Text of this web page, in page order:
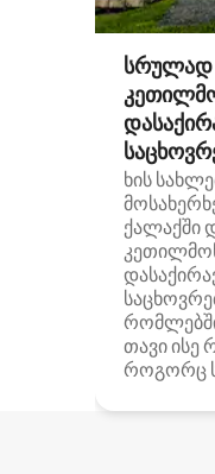
სრულად
ხის
ქალაქში
თავი ისე
როგორც